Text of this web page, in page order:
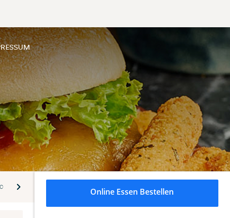
und Extras Alkoholfreie Getränke
Online Essen Bestellen